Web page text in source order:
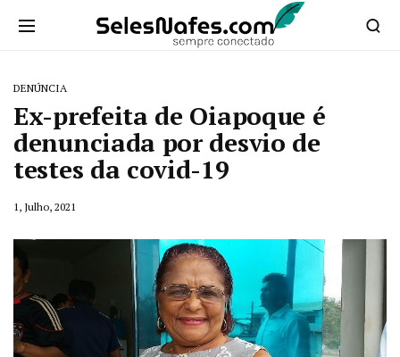
DENÚNCIA
Ex-prefeita de Oiapoque é
denunciada por desvio de
testes da covid-19
1, Julho, 2021